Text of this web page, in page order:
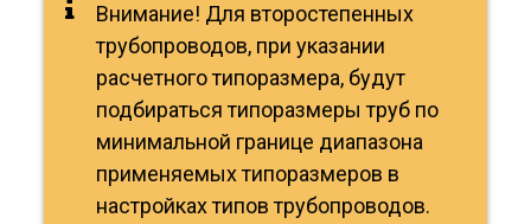
Внимание! Для второстепенных
трубопроводов, при указании
расчетного типоразмера, будут
подбираться типоразмеры труб по
минимальной границе диапазона
применяемых типоразмеров в
настройках типов трубопроводов.